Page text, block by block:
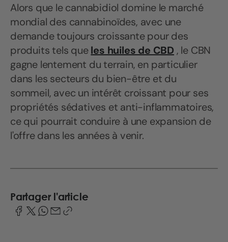
Alors que le cannabidiol domine le marché
mondial des cannabinoïdes, avec une
demande toujours croissante pour des
produits tels queles huiles de CBD , le CBN
gagne lentement du terrain, en particulier
dans les secteurs du bien-être et du
sommeil, avec un intérêt croissant pour ses
propriétés sédatives et anti-inflammatoires,
ce qui pourrait conduire à une expansion de
l'offre dans les années à venir.
Partager l'article